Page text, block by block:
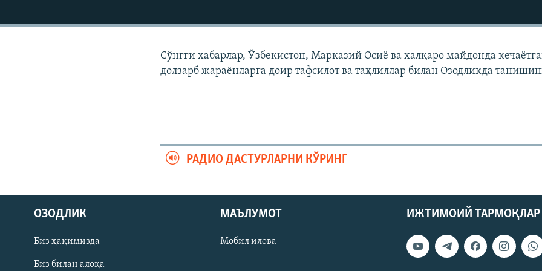
На русском
ИЖТИМОИЙ ТАРМОҚЛАР
Сўнгги хабарлар, Ўзбекистон, Марказий Осиë ва халқаро майдонда
долзарб жараëнларга доир тафсилот ва таҳлиллар билан Озодликда
РАДИО ДАСТУРЛАРНИ КЎРИНГ
ИЖТИМОИЙ ТАРМОҚЛАР
ОЗОДЛИК
Биз ҳақимизда
Биз билан алоқа
МАЪЛУМОТ
Мобил илова